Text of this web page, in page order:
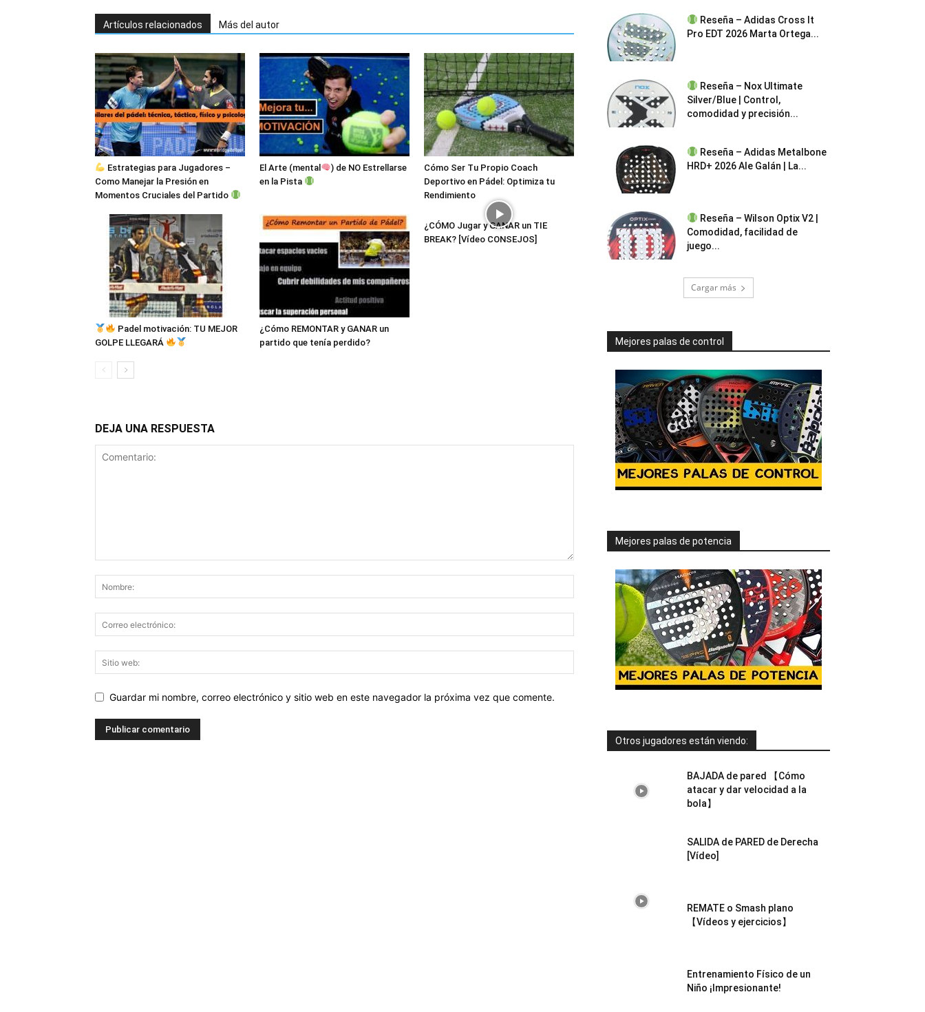
Artículos relacionados Más del autor
Estrategias para Jugadores –
Como Manejar la Presión en
Momentos Cruciales del Partido
El Arte (mental
) de NO Estrellarse
en la Pista
Cómo Ser Tu Propio Coach
Deportivo en Pádel: Optimiza tu
Rendimiento
Padel motivación: TU MEJOR
GOLPE LLEGARÁ
¿Cómo REMONTAR y GANAR un
partido que tenía perdido?
¿CÓMO Jugar y GANAR un TIE
BREAK? [Vídeo CONSEJOS]
DEJA UNA RESPUESTA
Guardar mi nombre, correo electrónico y sitio web en este navegador la próxima vez que comente.
Reseña – Adidas Cross It
Pro EDT 2026 Marta Ortega...
Reseña – Nox Ultimate
Silver/Blue | Control,
comodidad y precisión...
Reseña – Adidas Metalbone
HRD+ 2026 Ale Galán | La...
Reseña – Wilson Optix V2 |
Comodidad, facilidad de
juego...
Cargar más
Mejores palas de control
Mejores palas de potencia
Otros jugadores están viendo:
BAJADA de pared 【Cómo
atacar y dar velocidad a la
bola】
SALIDA de PARED de Derecha
[Vídeo]
REMATE o Smash plano
【Vídeos y ejercicios】
Entrenamiento Físico de un
Niño ¡Impresionante!